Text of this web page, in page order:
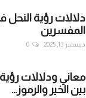
دلالات رؤية النحل
المفسرين
ديسمبر 13, 2025 0
معاني ودلالات
بين الخير والرموز...